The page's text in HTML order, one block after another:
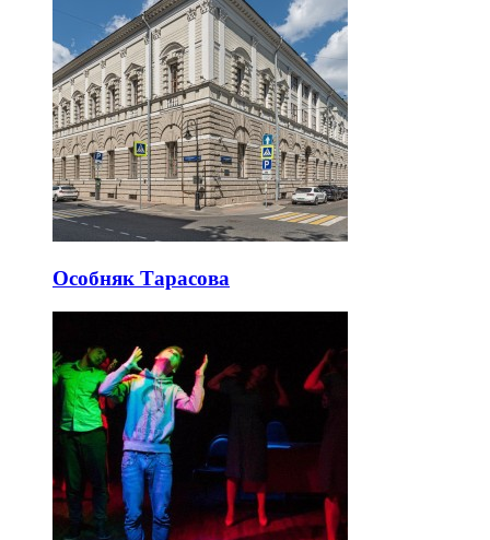
Басманный район пешком: конструктивизм,
сады и арт-кластеры
Басманный район соединяет старую Москву,
железнодорожную инфраструктуру, авангард…
Последние добавленныеинтересные
места